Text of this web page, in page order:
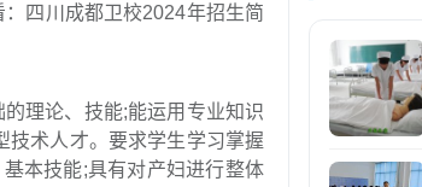
四川成都卫校2024年招生简
理论、技能;能运用专业知识
技术人才。要求学生学习掌握
本技能;具有对产妇进行整体